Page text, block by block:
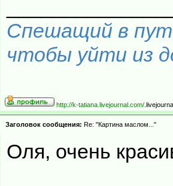
Спешащий в
чтобы уйти из
http://k-tatiana.livejournal.com/
Заголовок сообщения: Re: "Картина маслом..."
Оля, очень